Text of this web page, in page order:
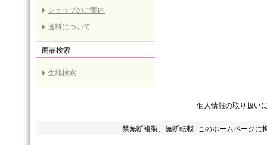
ショップのご案内
送料について
商品検索
生地検索
個人情報の取り扱い
禁無断複製、無断転載 このホームページに